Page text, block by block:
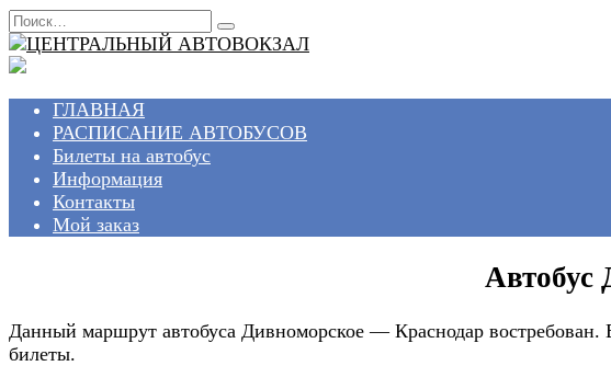
Перейти
к
содержанию
Search
for:
ГЛАВНАЯ
РАСПИСАНИЕ АВТОБУСОВ
Билеты на автобус
Информация
Контакты
Мой заказ
Автобус
Данный маршрут автобуса Дивноморское — Краснодар востребован.
билеты.